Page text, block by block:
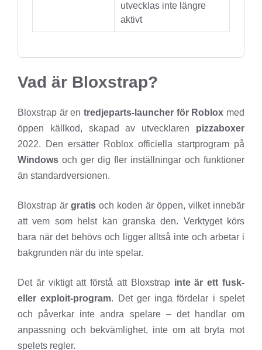
utvecklas inte längre
aktivt
Vad är Bloxstrap?
Bloxstrap är en tredjeparts-launcher för Roblox med
öppen källkod, skapad av utvecklaren pizzaboxer
2022. Den ersätter Roblox officiella startprogram på
Windows och ger dig fler inställningar och funktioner
än standardversionen.
Bloxstrap är gratis och koden är öppen, vilket innebär
att vem som helst kan granska den. Verktyget körs
bara när det behövs och ligger alltså inte och arbetar i
bakgrunden när du inte spelar.
Det är viktigt att förstå att Bloxstrap inte är ett fusk-
eller exploit-program. Det ger inga fördelar i spelet
och påverkar inte andra spelare – det handlar om
anpassning och bekvämlighet, inte om att bryta mot
spelets regler.